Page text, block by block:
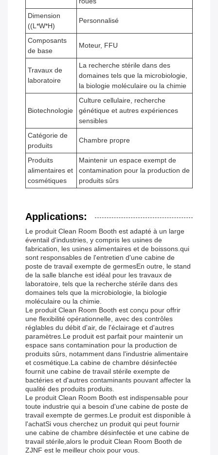
Dimension
((L*W*H)
Personnalisé
Composants
de base
Moteur, FFU
Travaux de
laboratoire
La recherche stérile dans des
domaines tels que la microbiologie,
la biologie moléculaire ou la chimie
Biotechnologie
Culture cellulaire, recherche
génétique et autres expériences
sensibles
Catégorie de
produits
Chambre propre
Produits
alimentaires et
cosmétiques
Maintenir un espace exempt de
contamination pour la production de
produits sûrs
Applications:
Le produit Clean Room Booth est adapté à un large
éventail d'industries, y compris les usines de
fabrication, les usines alimentaires et de boissons.qui
sont responsables de l'entretien d'une cabine de
poste de travail exempte de germesEn outre, le stand
de la salle blanche est idéal pour les travaux de
laboratoire, tels que la recherche stérile dans des
domaines tels que la microbiologie, la biologie
moléculaire ou la chimie.
Le produit Clean Room Booth est conçu pour offrir
une flexibilité opérationnelle, avec des contrôles
réglables du débit d'air, de l'éclairage et d'autres
paramètres.Le produit est parfait pour maintenir un
espace sans contamination pour la production de
produits sûrs, notamment dans l'industrie alimentaire
et cosmétique.La cabine de chambre désinfectée
fournit une cabine de travail stérile exempte de
bactéries et d'autres contaminants pouvant affecter la
qualité des produits produits.
Le produit Clean Room Booth est indispensable pour
toute industrie qui a besoin d'une cabine de poste de
travail exempte de germes.Le produit est disponible à
l'achatSi vous cherchez un produit qui peut fournir
une cabine de chambre désinfectée et une cabine de
travail stérile,alors le produit Clean Room Booth de
ZJNF est le meilleur choix pour vous.